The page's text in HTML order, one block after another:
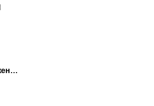
Освобожденная заложница: "Мы знали, что творили террористы с женщинами"